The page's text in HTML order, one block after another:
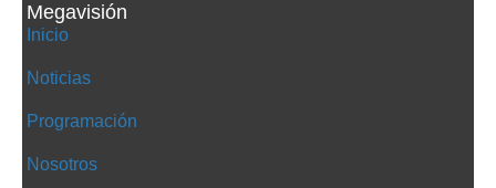
Megavisión
Inicio
Noticias
Programación
Nosotros